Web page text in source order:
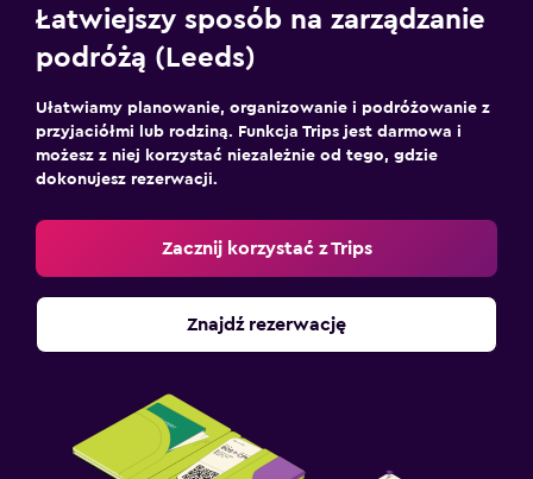
Łatwiejszy sposób na zarządzanie
podróżą (Leeds)
Ułatwiamy planowanie, organizowanie i podróżowanie z
przyjaciółmi lub rodziną. Funkcja Trips jest darmowa i
możesz z niej korzystać niezależnie od tego, gdzie
dokonujesz rezerwacji.
Zacznij korzystać z Trips
Znajdź rezerwację